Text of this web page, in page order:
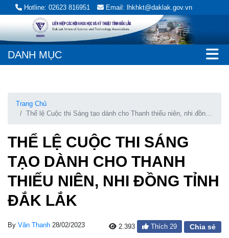
Hotline: 02623 816951 Email: lhkhkt@daklak.gov.vn
DANH MỤC
Trang Chủ
Thể lệ Cuộc thi Sáng tạo dành cho Thanh thiếu niên, nhi đồng
THỂ LỆ CUỘC THI SÁNG
TẠO DÀNH CHO THANH
THIẾU NIÊN, NHI ĐỒNG TỈNH
ĐẮK LẮK
By Văn Thanh 28/02/2023 2.393 Thích 29 Chia sẻ